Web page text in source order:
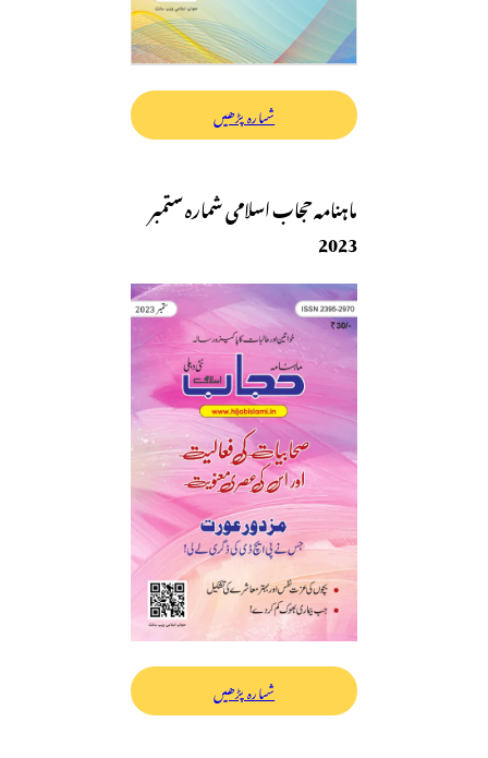
شمارہ پڑھیں
ماہنامہ حجاب اسلامی شمارہ ستمبر
2023
شمارہ پڑھیں